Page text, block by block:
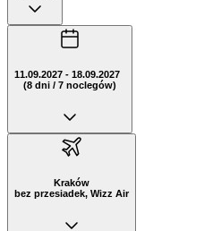
11.09.2027 - 18.09.2027
(8 dni / 7 noclegów)
Kraków
bez przesiadek, Wizz Air